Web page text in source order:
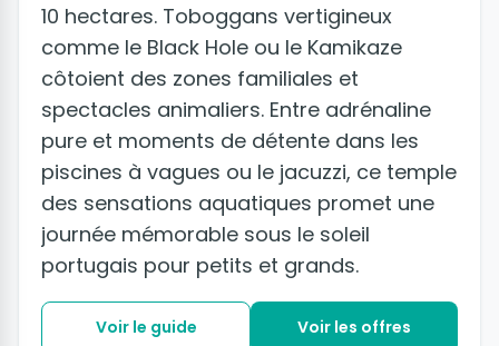
10 hectares. Toboggans vertigineux
comme le Black Hole ou le Kamikaze
côtoient des zones familiales et
spectacles animaliers. Entre adrénaline
pure et moments de détente dans les
piscines à vagues ou le jacuzzi, ce temple
des sensations aquatiques promet une
journée mémorable sous le soleil
portugais pour petits et grands.
Voir le guide Voir les offres